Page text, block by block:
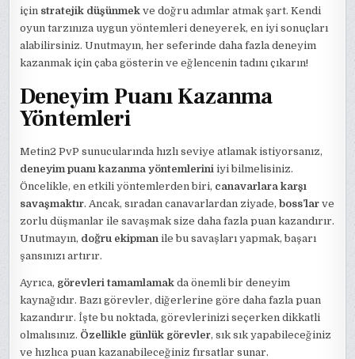
için stratejik düşünmek ve doğru adımlar atmak şart. Kendi
oyun tarzınıza uygun yöntemleri deneyerek, en iyi sonuçları
alabilirsiniz. Unutmayın, her seferinde daha fazla deneyim
kazanmak için çaba gösterin ve eğlencenin tadını çıkarın!
Deneyim Puanı Kazanma
Yöntemleri
Metin2 PvP sunucularında hızlı seviye atlamak istiyorsanız,
deneyim puanı kazanma yöntemlerini iyi bilmelisiniz.
Öncelikle, en etkili yöntemlerden biri, canavarlara karşı
savaşmaktır. Ancak, sıradan canavarlardan ziyade,boss’lar ve
zorlu düşmanlar ile savaşmak size daha fazla puan kazandırır.
Unutmayın, doğru ekipman ile bu savaşları yapmak, başarı
şansınızı artırır.
Ayrıca, görevleri tamamlamak da önemli bir deneyim
kaynağıdır. Bazı görevler, diğerlerine göre daha fazla puan
kazandırır. İşte bu noktada, görevlerinizi seçerken dikkatli
olmalısınız. Özellikle günlük görevler, sık sık yapabileceğiniz
ve hızlıca puan kazanabileceğiniz fırsatlar sunar.